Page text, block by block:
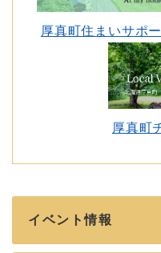
厚真町住まいサポー
厚真町
イベント情報